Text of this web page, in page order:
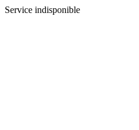
Service indisponible